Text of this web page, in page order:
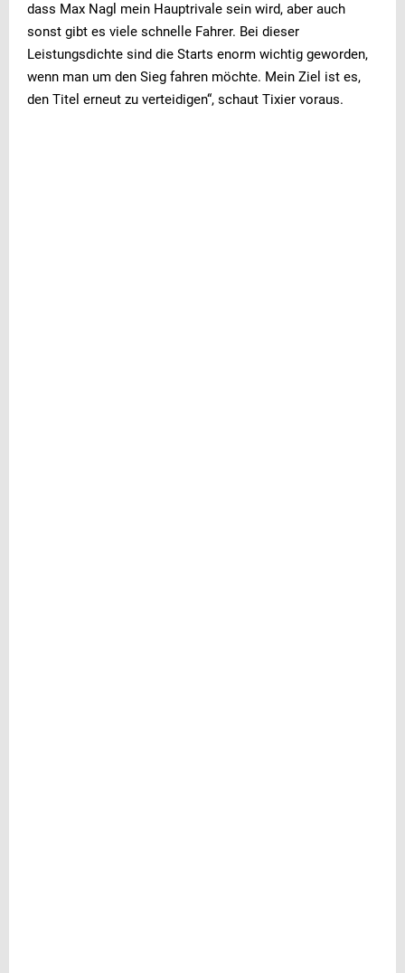
dass Max Nagl mein Hauptrivale sein wird, aber auch
sonst gibt es viele schnelle Fahrer. Bei dieser
Leistungsdichte sind die Starts enorm wichtig geworden,
wenn man um den Sieg fahren möchte. Mein Ziel ist es,
den Titel erneut zu verteidigen“, schaut Tixier voraus.